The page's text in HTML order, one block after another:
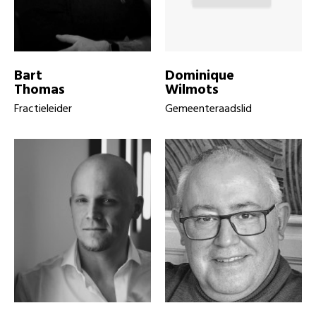
Bart
Thomas
Fractieleider
Dominique
Wilmots
Gemeenteraadslid